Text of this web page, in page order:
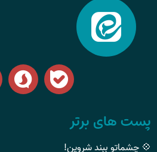
پست های برتر
💠 چشماتو ببند شروین!